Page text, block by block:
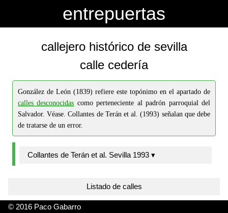
entrepuertas
callejero histórico de sevilla
calle cedería
González de León (1839) refiere este topónimo en el apartado de
calles desconocidas como perteneciente al padrón parroquial del
Salvador. Véase. Collantes de Terán et al. (1993) señalan que debe
de tratarse de un error.
Collantes de Terán et al. Sevilla 1993 ▾
Listado de calles
© 2016 Paco Gabarro